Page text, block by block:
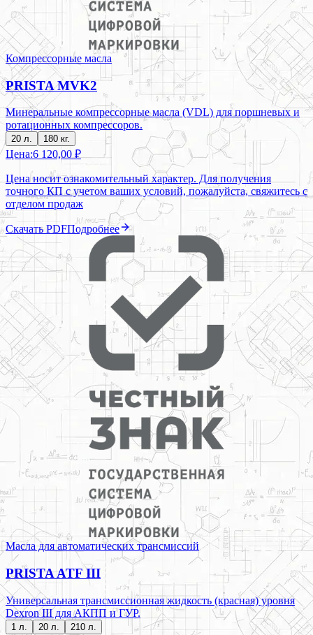
Компрессорные масла
PRISTA MVK2
Минеральные компрессорные масла (VDL) для поршневых и
ротационных компрессоров.
20 л. 180 кг.
Цена:6 120,00 ₽
Цена носит ознакомительный характер. Для получения
точного КП с учетом ваших условий, пожалуйста, свяжитесь с
отделом продаж
Скачать PDFПодробнее
Масла для автоматических трансмиссий
PRISTA ATF III
Универсальная трансмиссионная жидкость (красная) уровня
Dexron III для АКПП и ГУР.
1 л. 20 л. 210 л.